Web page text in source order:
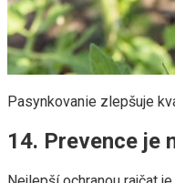
Pasynkovanie zlepšuje
14. Prevence je